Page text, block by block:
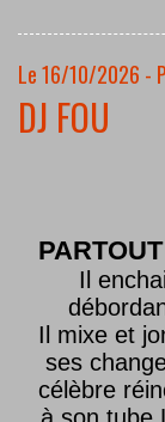
Le 16/10/2026 -
DJ FOU
Il
Il mixe et
ses
célèbre